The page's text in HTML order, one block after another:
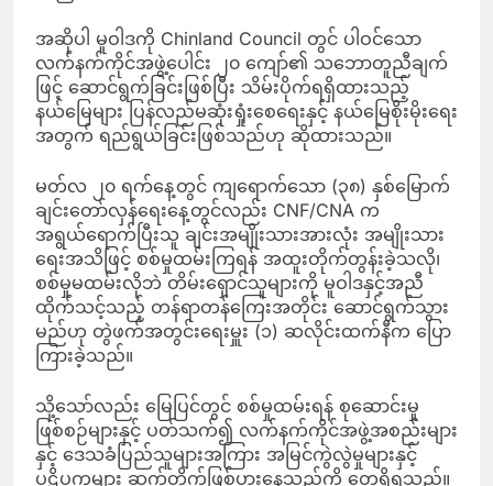
အဆိုပါ မူဝါဒကို Chinland Council တွင် ပါဝင်သော
လက်နက်ကိုင်အဖွဲ့ပေါင်း ၂၀ ကျော်၏ သဘောတူညီချက်
ဖြင့် ဆောင်ရွက်ခြင်းဖြစ်ပြီး သိမ်းပိုက်ရရှိထားသည့်
နယ်မြေများ ပြန်လည်မဆုံးရှုံးစေရေးနှင့် နယ်မြေစိုးမိုးရေး
အတွက် ရည်ရွယ်ခြင်းဖြစ်သည်ဟု ဆိုထားသည်။
မတ်လ ၂၀ ရက်နေ့တွင် ကျရောက်သော (၃၈) နှစ်မြောက်
ချင်းတော်လှန်ရေးနေ့တွင်လည်း CNF/CNA က
အရွယ်ရောက်ပြီးသူ ချင်းအမျိုးသားအားလုံး အမျိုးသား
ရေးအသိဖြင့် စစ်မှုထမ်းကြရန် အထူးတိုက်တွန်းခဲ့သလို၊
စစ်မှုမထမ်းလိုဘဲ တိမ်းရှောင်သူများကို မူဝါဒနှင့်အညီ
ထိုက်သင့်သည့် တန်ရာတန်ကြေးအတိုင်း ဆောင်ရွက်သွား
မည်ဟု တွဲဖက်အတွင်းရေးမှူး (၁) ဆလိုင်းထက်နီက ပြော
ကြားခဲ့သည်။
သို့သော်လည်း မြေပြင်တွင် စစ်မှုထမ်းရန် စုဆောင်းမှု
ဖြစ်စဉ်များနှင့် ပတ်သက်၍ လက်နက်ကိုင်အဖွဲ့အစည်းများ
နှင့် ဒေသခံပြည်သူများအကြား အမြင်ကွဲလွဲမှုများနှင့်
ပဋိပက္ခများ ဆက်တိုက်ဖြစ်ပွားနေသည်ကို တွေ့ရှိရသည်။